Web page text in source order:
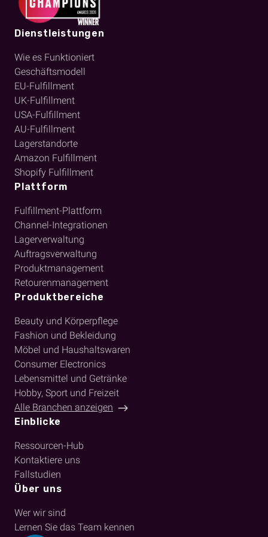
Dienstleistungen
Wie es Funktioniert
Geschäftsmodell
EU-Fulfillment
UK-Fulfillment
USA-Fulfillment
AU-Fulfillment
Lagerstandorte
Amazon Fulfillment
Shopify Fulfillment
Plattform
Fulfillment-Plattform
Channel-Integrationen
Lagerverwaltung
Auftragsverwaltung
Produktmanagement
Retourenmanagement
Produktbereiche
Beauty und Körperpflege
Fashion und Bekleidung
Möbel und Haushaltswaren
Consumer Electronics
Lebensmittel und Getränke
Hobby, Sport und Freizeit
Alle Branchen anzeigen
Einblicke
Ressourcen-Hub
Kontaktiere uns
Fallstudien
Über uns
Wer wir sind
Lernen Sie das Team kennen